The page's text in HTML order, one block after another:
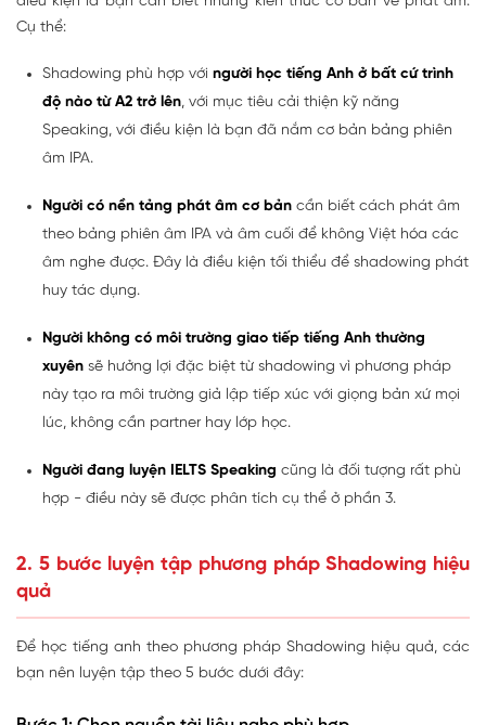
Cụ thể:
Shadowing phù hợp với người học tiếng Anh ở bất cứ trình
độ nào từ A2 trở lên, với mục tiêu cải thiện kỹ năng
Speaking, với điều kiện là bạn đã nắm cơ bản bảng phiên
âm IPA.
Người có nền tảng phát âm cơ bản cần biết cách phát âm
theo bảng phiên âm IPA và âm cuối để không Việt hóa các
âm nghe được. Đây là điều kiện tối thiểu để shadowing phát
huy tác dụng.
Người không có môi trường giao tiếp tiếng Anh thường
xuyên sẽ hưởng lợi đặc biệt từ shadowing vì phương pháp
này tạo ra môi trường giả lập tiếp xúc với giọng bản xứ mọi
lúc, không cần partner hay lớp học.
Người đang luyện IELTS Speaking cũng là đối tượng rất phù
hợp - điều này sẽ được phân tích cụ thể ở phần 3.
2. 5 bước luyện tập phương pháp Shadowing hiệu
quả
Để học tiếng anh theo phương pháp Shadowing hiệu quả, các
bạn nên luyện tập theo 5 bước dưới đây: